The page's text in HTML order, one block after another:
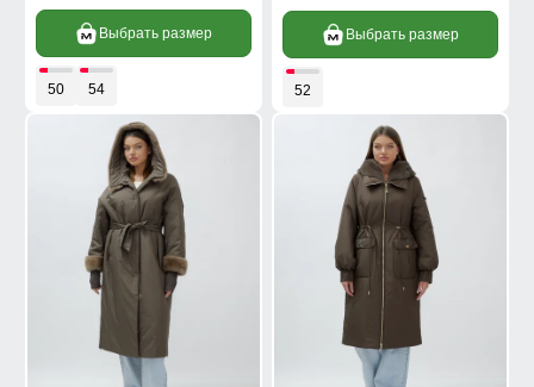
Выбрать размер
50 54
Выбрать размер
52